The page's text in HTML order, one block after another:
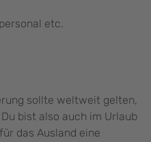
etc.
sollte weltweit gelten,
bist also auch im Urlaub
das Ausland eine